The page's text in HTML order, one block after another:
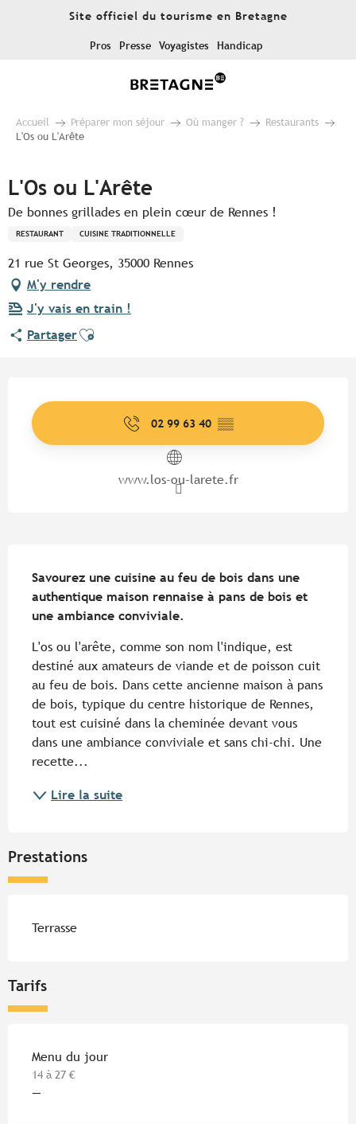
Site officiel du tourisme en Bretagne
Pros Presse Voyagistes Handicap
Accueil Préparer mon séjour Où manger ?
Restaurants
L'Os ou L'Arête
L'Os ou L'Arête
De bonnes grillades en plein cœur de Rennes !
RESTAURANT CUISINE TRADITIONNELLE
21 rue St Georges, 35000 Rennes
M'y rendre
J'y vais en train !
PartagerAjouter aux favoris
02 99 63 40 ▒▒
www.los-ou-larete.fr
Savourez une cuisine au feu de bois dans une
authentique maison rennaise à pans de bois et
une ambiance conviviale.
L'os ou l'arête, comme son nom l'indique, est
destiné aux amateurs de viande et de poisson cuit
au feu de bois. Dans cette ancienne maison à pans
de bois, typique du centre historique de Rennes,
tout est cuisiné dans la cheminée devant vous
dans une ambiance conviviale et sans chi-chi. Une
recette...
Lire la suite
Prestations
Terrasse
Tarifs
Tarifs 2026
Menu du jour
14 à 27 €
—